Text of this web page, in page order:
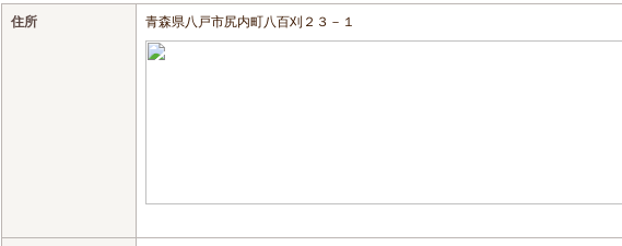
住所 青森県八戸市尻内町八百刈２３－１